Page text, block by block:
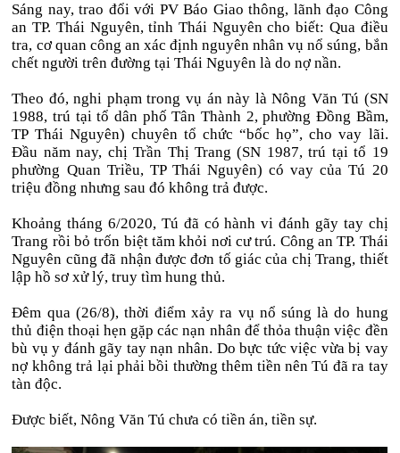
Sáng nay, trao đổi với PV Báo Giao thông, lãnh đạo Công
an TP. Thái Nguyên, tỉnh Thái Nguyên cho biết: Qua điều
tra, cơ quan công an xác định nguyên nhân vụ nổ súng, bắn
chết người trên đường tại Thái Nguyên là do nợ nần.
Theo đó, nghi phạm trong vụ án này là Nông Văn Tú (SN
1988, trú tại tổ dân phố Tân Thành 2, phường Đồng Bầm,
TP Thái Nguyên) chuyên tổ chức “bốc họ”, cho vay lãi.
Đầu năm nay, chị Trần Thị Trang (SN 1987, trú tại tổ 19
phường Quan Triều, TP Thái Nguyên) có vay của Tú 20
triệu đồng nhưng sau đó không trả được.
Khoảng tháng 6/2020, Tú đã có hành vi đánh gãy tay chị
Trang rồi bỏ trốn biệt tăm khỏi nơi cư trú. Công an TP. Thái
Nguyên cũng đã nhận được đơn tố giác của chị Trang, thiết
lập hồ sơ xử lý, truy tìm hung thủ.
Đêm qua (26/8), thời điểm xảy ra vụ nổ súng là do hung
thủ điện thoại hẹn gặp các nạn nhân để thỏa thuận việc đền
bù vụ y đánh gãy tay nạn nhân. Do bực tức việc vừa bị vay
nợ không trả lại phải bồi thường thêm tiền nên Tú đã ra tay
tàn độc.
Được biết, Nông Văn Tú chưa có tiền án, tiền sự.